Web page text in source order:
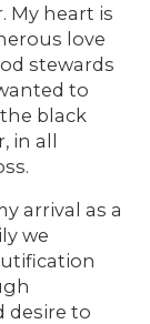
My heart is
love
stewards
to
black
in all
arrival as a
we
desire to